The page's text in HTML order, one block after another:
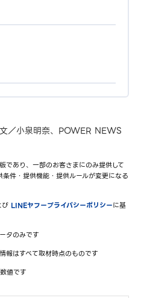
／小泉明奈、POWER NEWS
であり、一部のお客さまにのみ提供して
件・提供機能・提供ルールが変更になる
び LINEヤフープライバシーポリシーに基
タのみです
報はすべて取材時点のものです
値です